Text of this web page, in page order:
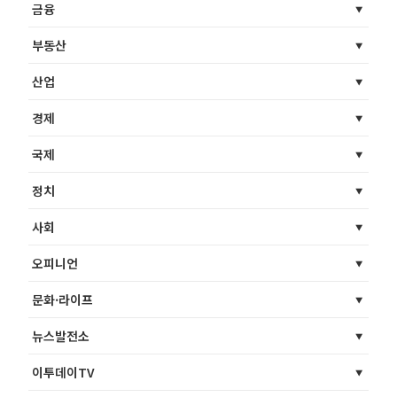
금융
부동산
산업
경제
국제
정치
사회
오피니언
문화·라이프
뉴스발전소
이투데이TV